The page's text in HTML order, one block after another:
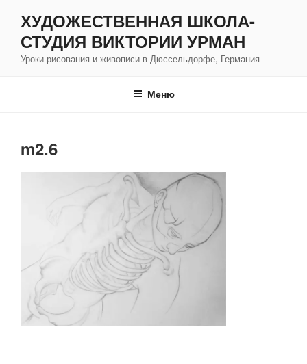
содержимому
ХУДОЖЕСТВЕННАЯ ШКОЛА-
СТУДИЯ ВИКТОРИИ УРМАН
Уроки рисования и живописи в Дюссельдорфе, Германия
Меню
m2.6